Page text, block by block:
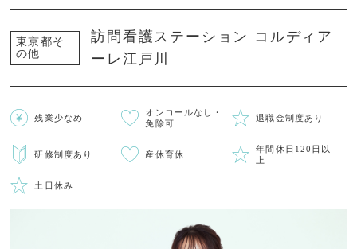
東京都そ
の他
訪問看護ステーション コルディア
ーレ江戸川
残業少なめ
オンコールなし・
免除可
退職金制度あり
研修制度あり 産休育休
年間休日120日以
上
土日休み